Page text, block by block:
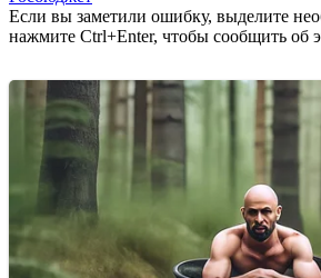
Если вы заметили ошибку, выделите
нажмите Ctrl+Enter, чтобы сообщить об